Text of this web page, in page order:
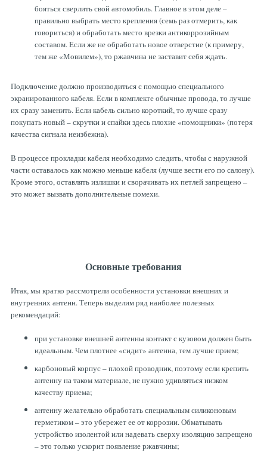
бояться сверлить свой автомобиль. Главное в этом деле –
правильно выбрать место крепления (семь раз отмерить, как
говориться) и обработать место врезки антикоррозийным
составом. Если же не обработать новое отверстие (к примеру,
тем же «Мовилем»), то ржавчина не заставит себя ждать.
Подключение должно производиться с помощью специального
экранированного кабеля. Если в комплекте обычные провода, то лучше
их сразу заменить. Если кабель сильно короткий, то лучше сразу
покупать новый – скрутки и спайки здесь плохие «помощники» (потеря
качества сигнала неизбежна).
В процессе прокладки кабеля необходимо следить, чтобы с наружной
части оставалось как можно меньше кабеля (лучше вести его по салону).
Кроме этого, оставлять излишки и сворачивать их петлей запрещено –
это может вызвать дополнительные помехи.
Основные требования
Итак, мы кратко рассмотрели особенности установки внешних и
внутренних антенн. Теперь выделим ряд наиболее полезных
рекомендаций:
при установке внешней антенны контакт с кузовом должен быть
идеальным. Чем плотнее «сидит» антенна, тем лучше прием;
карбоновый корпус – плохой проводник, поэтому если крепить
антенну на таком материале, не нужно удивляться низком
качеству приема;
антенну желательно обработать специальным силиконовым
герметиком – это убережет ее от коррозии. Обматывать
устройство изолентой или надевать сверху изоляцию запрещено
– это только ускорит появление ржавчины;